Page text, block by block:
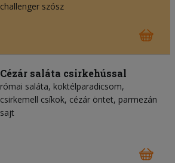
challenger szósz
Cézár saláta csirkehússal
római saláta, koktélparadicsom,
csirkemell csíkok, cézár öntet, parmezán
sajt